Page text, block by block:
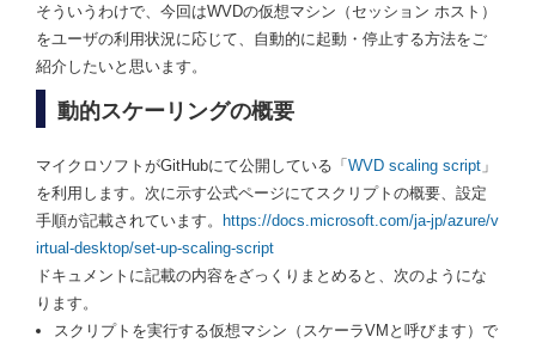
そういうわけで、今回はWVDの仮想マシン（セッション ホスト）
をユーザの利用状況に応じて、自動的に起動・停止する方法をご
紹介したいと思います。
動的スケーリングの概要
マイクロソフトがGitHubにて公開している「WVD scaling script 」
を利用します。次に示す公式ページにてスクリプトの概要、設定
手順が記載されています。 https://docs.microsoft.com/ja-jp/azure/v
irtual-desktop/set-up-scaling-script
ドキュメントに記載の内容をざっくりまとめると、次のようにな
ります。
スクリプトを実行する仮想マシン（スケーラVMと呼びます）で